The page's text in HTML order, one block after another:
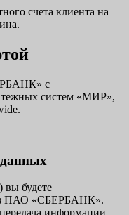
счета клиента на
с
систем «МИР»,
данных
вы будете
ПАО «СБЕРБАНК».